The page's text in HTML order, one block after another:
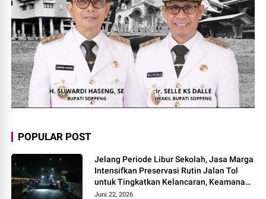
POPULAR POST
Jelang Periode Libur Sekolah, Jasa Marga
Intensifkan Preservasi Rutin Jalan Tol
untuk Tingkatkan Kelancaran, Keamanan
dan Kenyamanan Perjalanan
Juni 22, 2026